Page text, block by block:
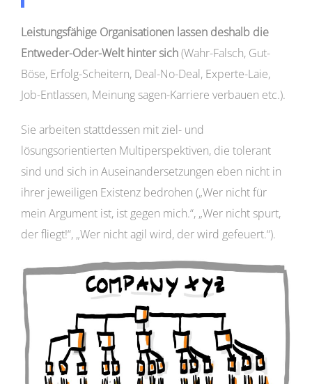
Leistungsfähige Organisationen lassen deshalb die
Entweder-Oder-Welt hinter sich(Wahr-Falsch, Gut-
Böse, Erfolg-Scheitern, Deal-No-Deal, Experte-Laie,
Job-Entlassen, Meinung sagen-Karriere verbauen etc.).
Sie arbeiten stattdessen mit ziel- und
lösungsorientierten Multiperspektiven, die tolerant
sind und sich in Auseinandersetzungen eben nicht in
ihrer jeweiligen Existenz bedrohen („Wer nicht für
mein Argument ist, ist gegen mich.“, „Wer nicht spurt,
der fliegt!“, „Wer nicht agil wird, der wird gefeuert.“).